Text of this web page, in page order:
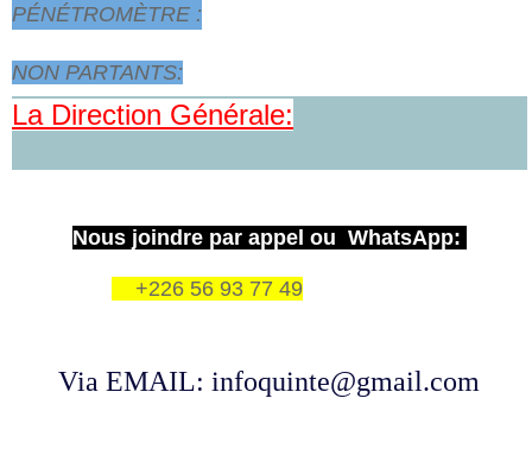
PÉNÉTROMÈTRE :
NON PARTANTS:
La Direction Générale:
Nous joindre par appel ou WhatsApp:
+226 56 93 77 49
Via EMAIL: infoquinte@gmail.com